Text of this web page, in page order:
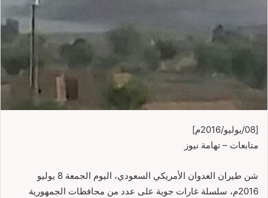
[08/يوليو/2016م]
متابعات – تهامة نيوز
شن طيران العدوان الأمريكي السعودي، اليوم الجمعة 8 يوليو
2016م، سلسلة غارات جوية على عدد من محافظات الجمهورية